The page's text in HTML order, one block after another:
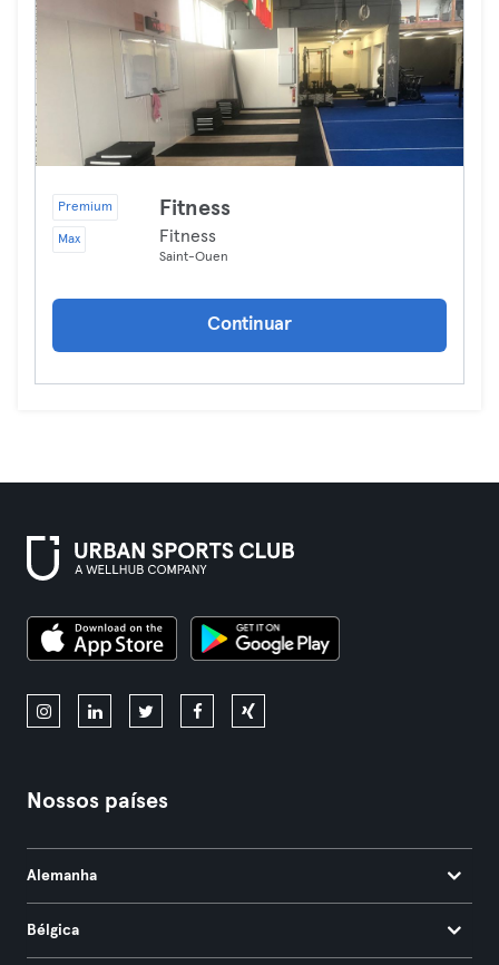
Premium
Max
Fitness
Fitness
Saint-Ouen
Continuar
Nossos países
Alemanha
Bélgica